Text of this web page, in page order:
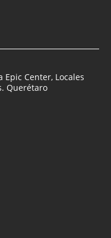
Epic Center, Locales
Querétaro